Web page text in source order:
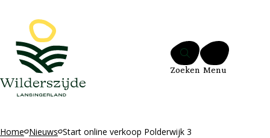
Ga naar de inhoud
Zoeken Menu
Home Nieuws Start online verkoop Polderwijk 3